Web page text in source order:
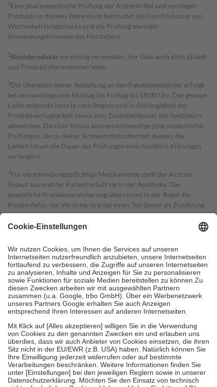
1 Eine pharmazeutische Prüfung der Arzneimittel und sonstigen
Produkte in deinem Warenkorb beinhaltet die Durchführung von
Wechselwirkungschecks und die Prüfung etwaiger
Anwendungshinweise des Herstellers.
2Biozidproduktevorsichtig verwenden. Vor Gebrauch stets Etikett
und Produktinformationen lesen.
3Die Übergabe deiner Bestellung an den Paketdienstleister erfolgt
bei uns werktags von Montag bis Freitag bis 18:00 Uhr. Der genaue
Lieferzeitpunkt kann je nach Region und in Abhängigkeit der
Produktverfügbarkeit sowie vom Zustellzeitpunkt des Spediteurs
abweichen. Darüber hinaus können notwendige pharmazeutische
Prüfungen, die zu deiner Arzneimittelsicherheit dienen, die
Lieferfrist um die Dauer der Prüfungen einschließlich Klärungen
verlängern.
4Für verschreibungspflichtige Medikamente stellt der Arzt ein
Rezept aus und der Patient erhält sie in der Apotheke. Die
gesetzliche Krankenversicherung übernimmt in der Regel die
Kosten dafür, der Versicherte trägt einen Teil davon als Zuzahlung
mit.
Grundsätzlich leisten Mitglieder Zuzahlungen in Höhe von zehn
höchstens zehn Euro.
Es sind jedoch nie mehr als die tatsächlichen
Kosten der Leistung zu entrichten.
Diese Regeln gelten grundsätzlich auch für Online-Apotheken.
Bei Heilmitteln und häuslicher Krankenpflege beträgt die
Zuzahlung zehn Prozent der Kosten sowie zehn Euro je
Verordnung.
Um das Engagement der Versicherten für ihre eigene Gesundheit zu
stärken und die besondere Stellung der Familie zu unterstützen,
fallenkeine Zuzahlungenan bei:
• Kindern und Jugendlichen bis zum vollendeten 18. Lebensjahr
mit Ausnahme der Fahrkosten
• Untersuchungen zur Vorsorge und Früherkennung, die von der
GKV getragen werden
• empfohlenen Schutzimpfungen